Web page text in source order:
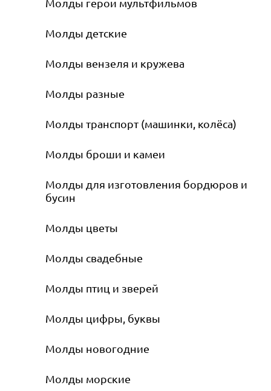
Молды герои мультфильмов
Молды детские
Молды вензеля и кружева
Молды разные
Молды транспорт (машинки, колёса)
Молды броши и камеи
Молды для изготовления бордюров и
бусин
Молды цветы
Молды свадебные
Молды птиц и зверей
Молды цифры, буквы
Молды новогодние
Молды морские